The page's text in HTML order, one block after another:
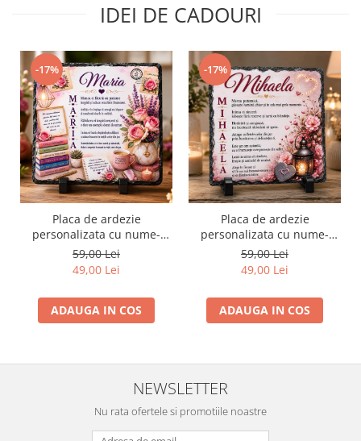
IDEI DE CADOURI
-17%
Placa de ardezie
personalizata cu nume-
Maria
59,00 Lei
49,00 Lei
ADAUGA IN COS
-17%
Placa de ardezie
personalizata cu nume-
Mihaela
59,00 Lei
49,00 Lei
ADAUGA IN COS
NEWSLETTER
Nu rata ofertele si promotiile noastre